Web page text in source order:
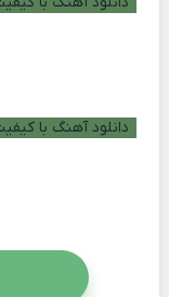
دانلود آهنگ با